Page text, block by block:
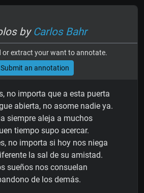
by Carlos Bahr
or extract your want to annotate.
an annotation
no importa que a esta puerta
abierta, no asome nadie ya.
siempre aleja a muchos
tiempo supo acercar.
no importa si hoy nos niega
la sal de su amistad.
sueños nos consuelan
de los demás.